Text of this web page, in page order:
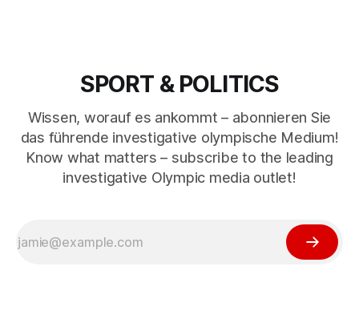
SPORT & POLITICS
Wissen, worauf es ankommt – abonnieren Sie
das führende investigative olympische Medium!
Know what matters – subscribe to the leading
investigative Olympic media outlet!